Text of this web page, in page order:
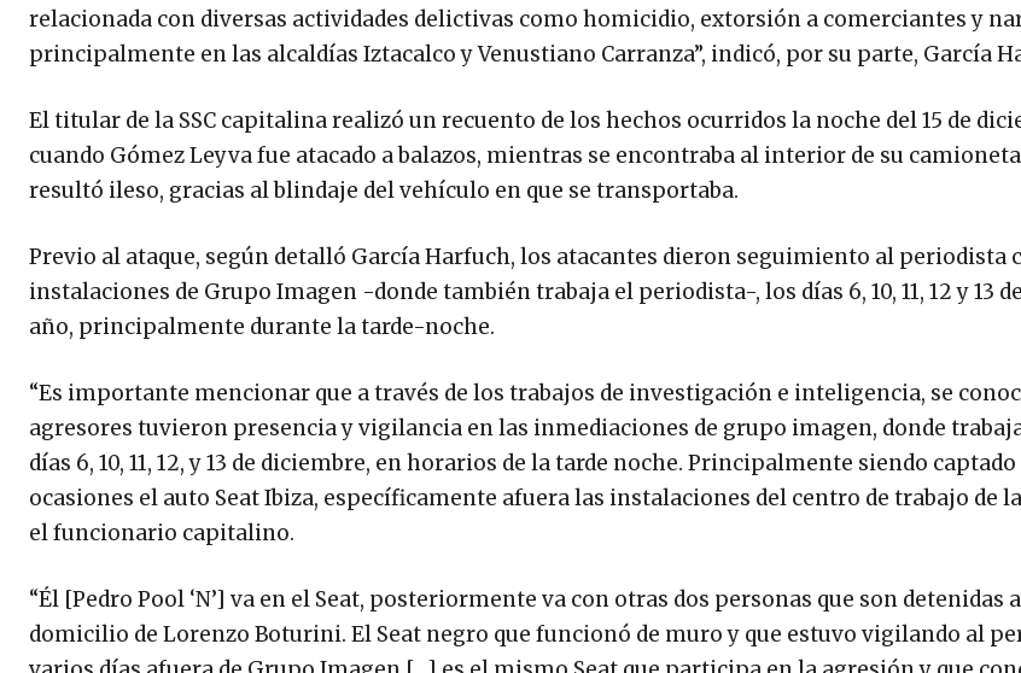
relacionada con diversas actividades delictivas como homicidio, extorsión a comerciantes y
principalmente en las alcaldías Iztacalco y Venustiano Carranza”, indicó, por su parte, García
El titular de la SSC capitalina realizó un recuento de los hechos ocurridos la noche del 15 de
cuando Gómez Leyva fue atacado a balazos, mientras se encontraba al interior de su
resultó ileso, gracias al blindaje del vehículo en que se transportaba.
Previo al ataque, según detalló García Harfuch, los atacantes dieron seguimiento al periodista
instalaciones de Grupo Imagen -donde también trabaja el periodista-, los días 6, 10, 11, 12 y 13
año, principalmente durante la tarde-noche.
“Es importante mencionar que a través de los trabajos de investigación e inteligencia, se
agresores tuvieron presencia y vigilancia en las inmediaciones de grupo imagen, donde
días 6, 10, 11, 12, y 13 de diciembre, en horarios de la tarde noche. Principalmente siendo
ocasiones el auto Seat Ibiza, específicamente afuera las instalaciones del centro de trabajo de
el funcionario capitalino.
“Él [Pedro Pool ‘N’] va en el Seat, posteriormente va con otras dos personas que son detenidas
domicilio de Lorenzo Boturini. El Seat negro que funcionó de muro y que estuvo vigilando al